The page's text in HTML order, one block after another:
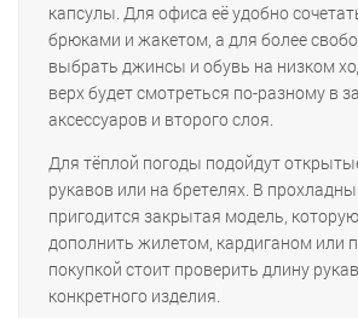
капсулы. Для офиса её удобно
брюками и жакетом, а для более
выбрать джинсы и обувь на низком
верх будет смотреться по-разному в
аксессуаров и второго слоя.
Для тёплой погоды подойдут
рукавов или на бретелях. В
пригодится закрытая модель,
дополнить жилетом, кардиганом или
покупкой стоит проверить длину
конкретного изделия.